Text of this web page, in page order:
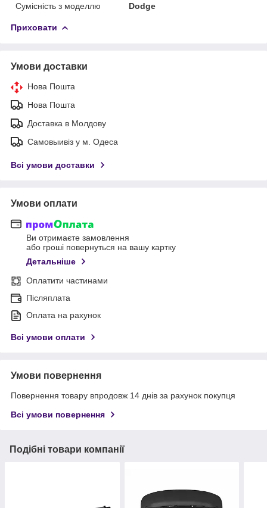
Сумісність з моделлю
Dodge
Приховати
Умови доставки
Нова Пошта
Нова Пошта
Доставка в Молдову
Самовыивіз у м. Одеса
Всі умови доставки
Умови оплати
Ви отримаєте замовлення
або гроші повернуться на вашу картку
Детальніше
Оплатити частинами
Післяплата
Оплата на рахунок
Всі умови оплати
Умови повернення
Повернення товару впродовж 14 днів за рахунок покупця
Всі умови повернення
Подібні товари компанії